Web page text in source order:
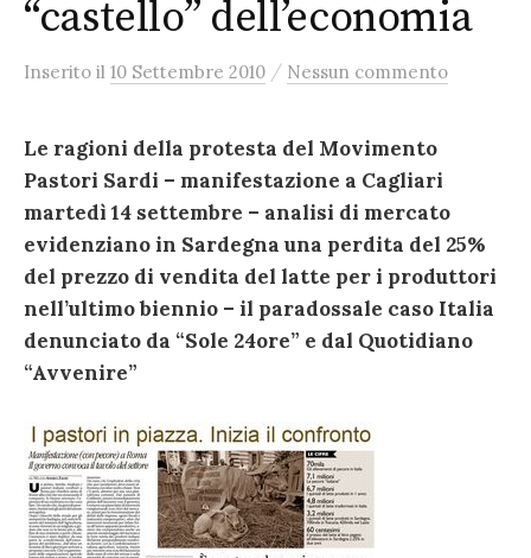
“castello” dell’economia
Inserito il 10 Settembre 2010 / Nessun commento
Le ragioni della protesta del Movimento
Pastori Sardi – manifestazione a Cagliari
martedì 14 settembre – analisi di mercato
evidenziano in Sardegna una perdita del 25%
del prezzo di vendita del latte per i produttori
nell’ultimo biennio – il paradossale caso Italia
denunciato da “Sole 24ore” e dal Quotidiano
“Avvenire”